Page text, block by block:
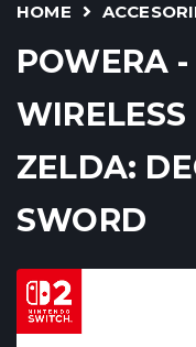
HOME
POWERA
ZELDA:
SWORD